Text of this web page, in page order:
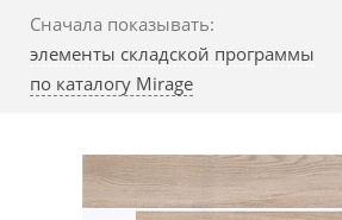
Сначала показывать:
элементы складской программы
по каталогу Mirage